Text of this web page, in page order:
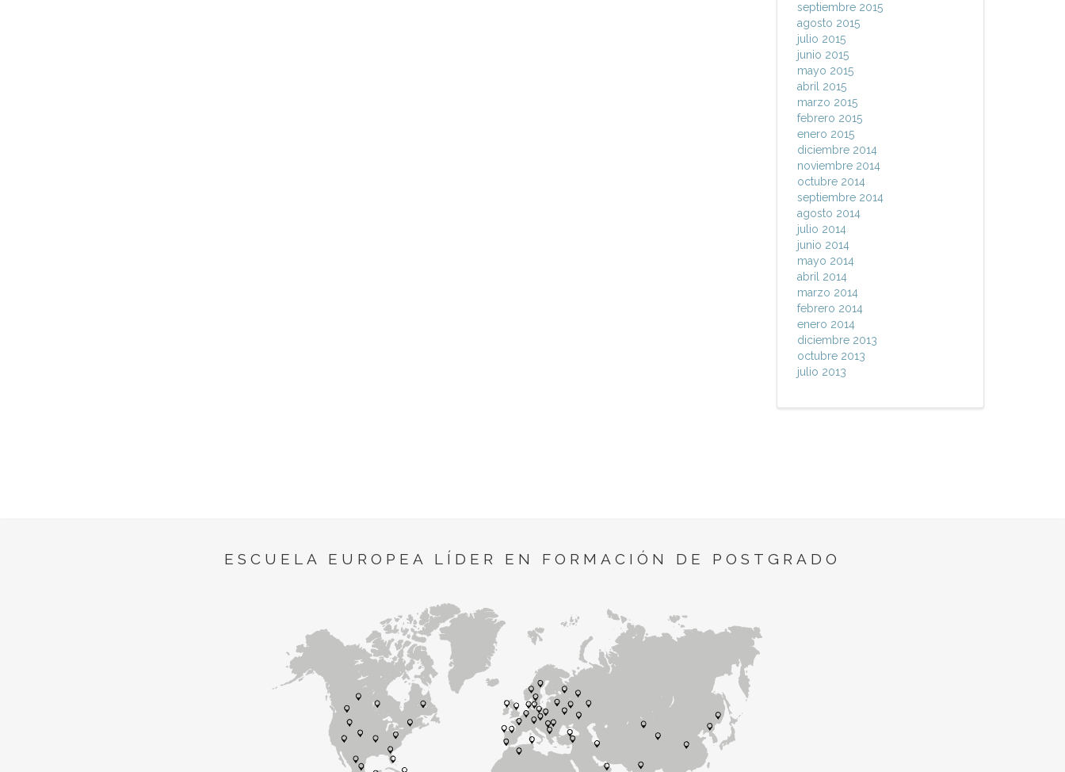
septiembre 2015
agosto 2015
julio 2015
junio 2015
mayo 2015
abril 2015
marzo 2015
febrero 2015
enero 2015
diciembre 2014
noviembre 2014
octubre 2014
septiembre 2014
agosto 2014
julio 2014
junio 2014
mayo 2014
abril 2014
marzo 2014
febrero 2014
enero 2014
diciembre 2013
octubre 2013
julio 2013
ESCUELA EUROPEA LÍDER EN FORMACIÓN DE POSTGRADO